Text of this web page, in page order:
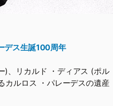
デス生誕100周年
)、リカルド ・ディアス (ポル
カルロス ・パレーデスの遺産